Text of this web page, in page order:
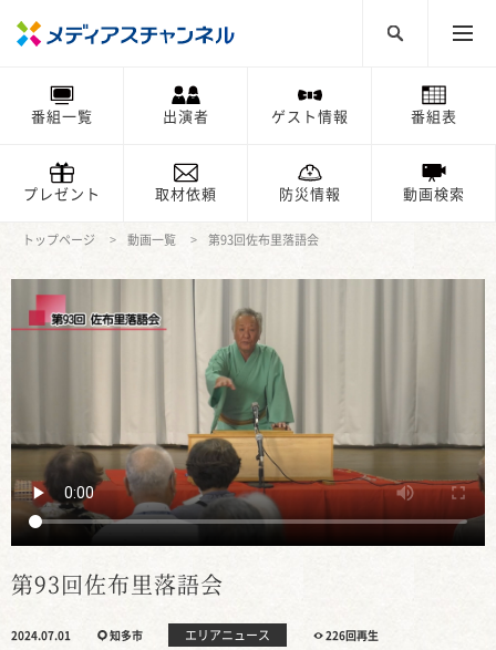
番組一覧 出演者 ゲスト情報 番組表
プレゼント 取材依頼 防災情報 動画検索
トップページ 動画一覧 第93回佐布里落語会
第93回佐布里落語会
2024.07.01 知多市 エリアニュース 226回再生